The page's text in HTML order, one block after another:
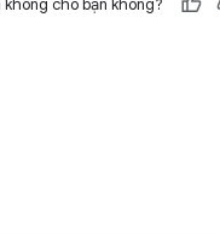
cho bạn không?